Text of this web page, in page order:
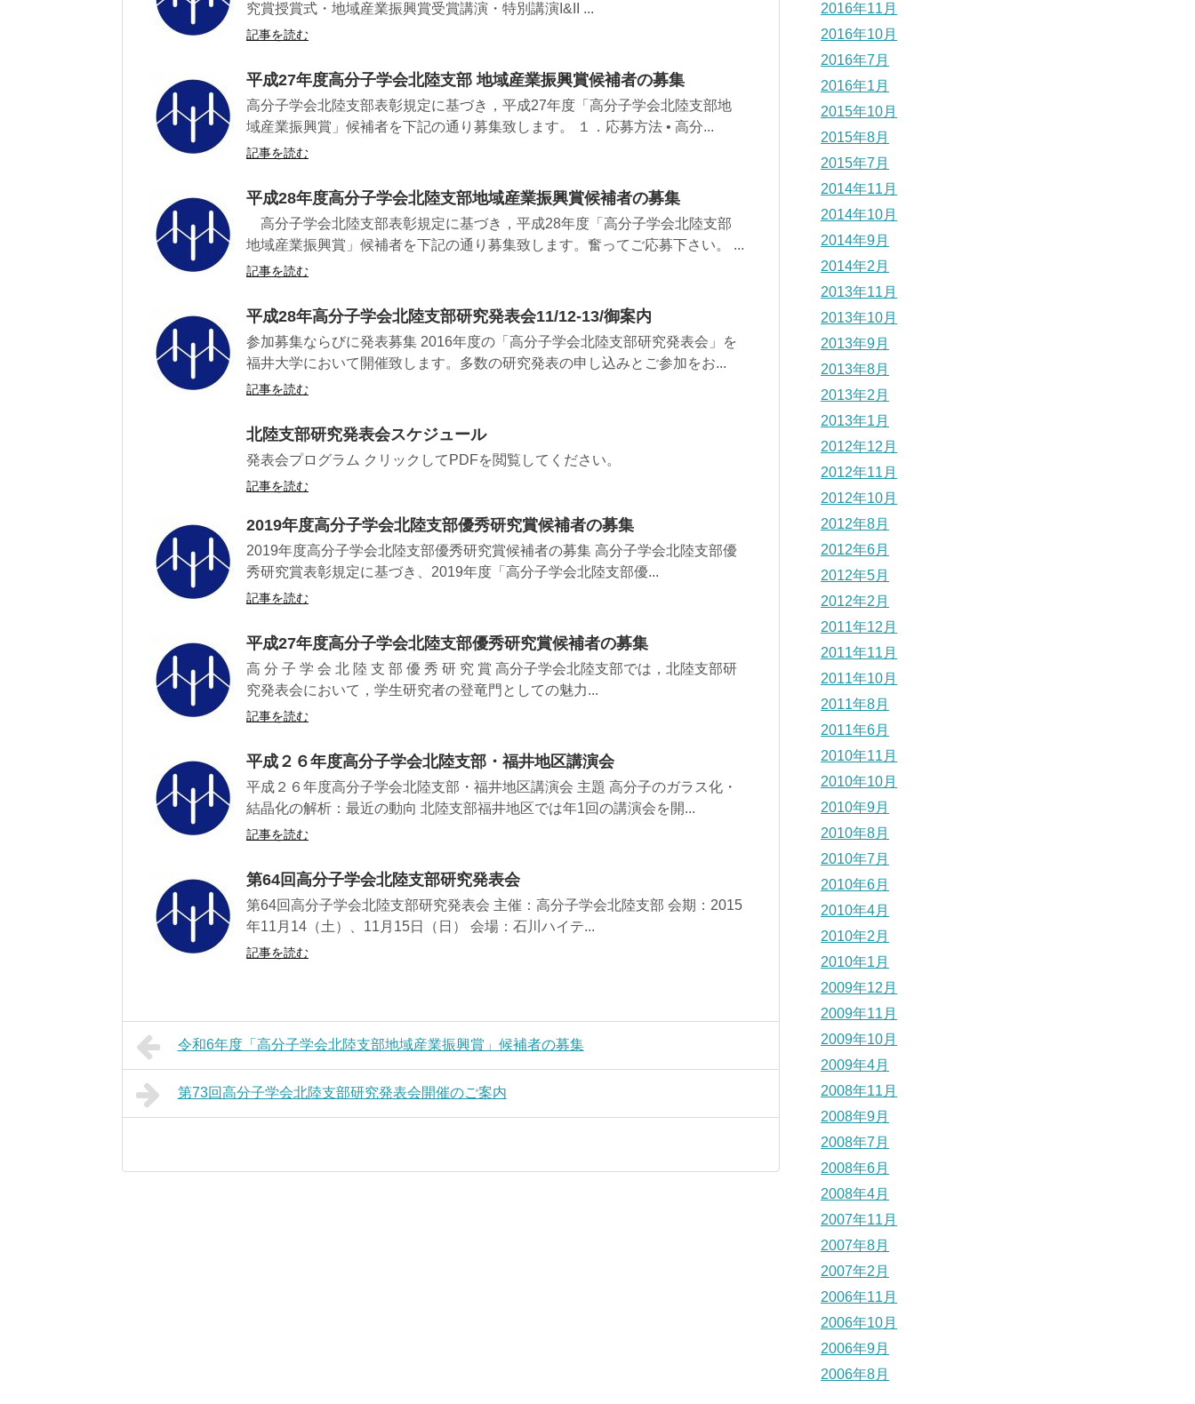
究賞授賞式・地域産業振興賞受賞講演・特別講演I&II ...
記事を読む
平成27年度高分子学会北陸支部 地域産業振興賞候補者の募集
高分子学会北陸支部表彰規定に基づき，平成27年度「高分子学会北陸支部地
域産業振興賞」候補者を下記の通り募集致します。 １．応募方法 • 高分...
記事を読む
平成28年度高分子学会北陸支部地域産業振興賞候補者の募集
高分子学会北陸支部表彰規定に基づき，平成28年度「高分子学会北陸支部
地域産業振興賞」候補者を下記の通り募集致します。奮ってご応募下さい。 ...
記事を読む
平成28年高分子学会北陸支部研究発表会11/12-13/御案内
参加募集ならびに発表募集 2016年度の「高分子学会北陸支部研究発表会」を
福井大学において開催致します。多数の研究発表の申し込みとご参加をお...
記事を読む
北陸支部研究発表会スケジュール
発表会プログラム クリックしてPDFを閲覧してください。
記事を読む
2019年度高分子学会北陸支部優秀研究賞候補者の募集
2019年度高分子学会北陸支部優秀研究賞候補者の募集 高分子学会北陸支部優
秀研究賞表彰規定に基づき、2019年度「高分子学会北陸支部優...
記事を読む
平成27年度高分子学会北陸支部優秀研究賞候補者の募集
高 分 子 学 会 北 陸 支 部 優 秀 研 究 賞 高分子学会北陸支部では，北陸支部研
究発表会において，学生研究者の登竜門としての魅力...
記事を読む
平成２６年度高分子学会北陸支部・福井地区講演会
平成２６年度高分子学会北陸支部・福井地区講演会 主題 高分子のガラス化・
結晶化の解析：最近の動向 北陸支部福井地区では年1回の講演会を開...
記事を読む
第64回高分子学会北陸支部研究発表会
第64回高分子学会北陸支部研究発表会 主催：高分子学会北陸支部 会期：2015
年11月14（土）、11月15日（日） 会場：石川ハイテ...
記事を読む
令和6年度「高分子学会北陸支部地域産業振興賞」候補者の募集
第73回高分子学会北陸支部研究発表会開催のご案内
2016年11月
2016年10月
2016年7月
2016年1月
2015年10月
2015年8月
2015年7月
2014年11月
2014年10月
2014年9月
2014年2月
2013年11月
2013年10月
2013年9月
2013年8月
2013年2月
2013年1月
2012年12月
2012年11月
2012年10月
2012年8月
2012年6月
2012年5月
2012年2月
2011年12月
2011年11月
2011年10月
2011年8月
2011年6月
2010年11月
2010年10月
2010年9月
2010年8月
2010年7月
2010年6月
2010年4月
2010年2月
2010年1月
2009年12月
2009年11月
2009年10月
2009年4月
2008年11月
2008年9月
2008年7月
2008年6月
2008年4月
2007年11月
2007年8月
2007年2月
2006年11月
2006年10月
2006年9月
2006年8月